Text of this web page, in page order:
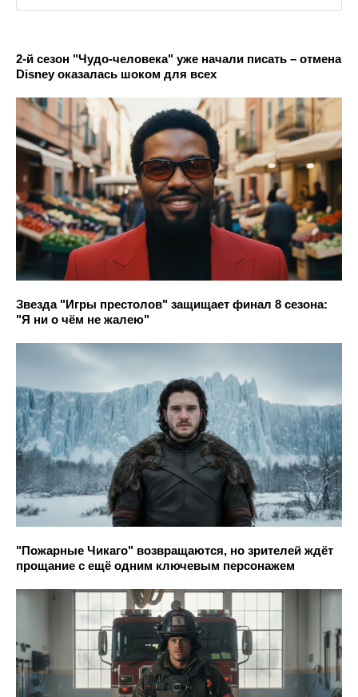
2-й сезон "Чудо-человека" уже начали писать – отмена
Disney оказалась шоком для всех
Звезда "Игры престолов" защищает финал 8 сезона:
"Я ни о чём не жалею"
"Пожарные Чикаго" возвращаются, но зрителей ждёт
прощание с ещё одним ключевым персонажем